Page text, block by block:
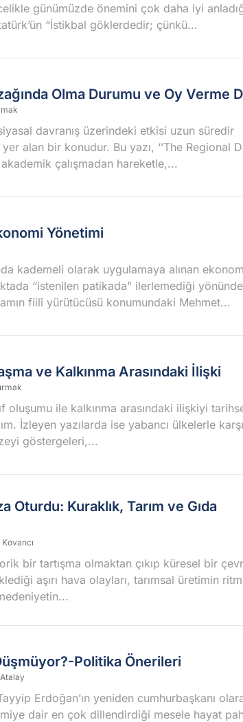
günümüzde önemini çok daha iyi
“İstikbal göklerdedir; çünkü...
Olma Durumu ve Oy Verme
davranış üzerindeki etkisi uzun süredir
yer alan bir konudur. Bu yazı, ‘’The Regional
akademik çalışmadan hareketle,...
Yönetimi
kademeli olarak uygulamaya alınan
“istenilen patikada” ilerlemediği
fiilî yürütücüsü konumundaki Mehmet...
ve Kalkınma Arasındaki İlişki
oluşumu ile kalkınma arasındaki ilişkiyi
İzleyen yazılarda ise yabancı ülkelerle
göstergeleri,...
Oturdu: Kuraklık, Tarım ve Gıda
bir tartışma olmaktan çıkıp küresel bir
aşırı hava olayları, tarımsal üretimin
Politika Önerileri
Erdoğan’ın yeniden cumhurbaşkanı
dair en çok dillendirdiği mesele hayat